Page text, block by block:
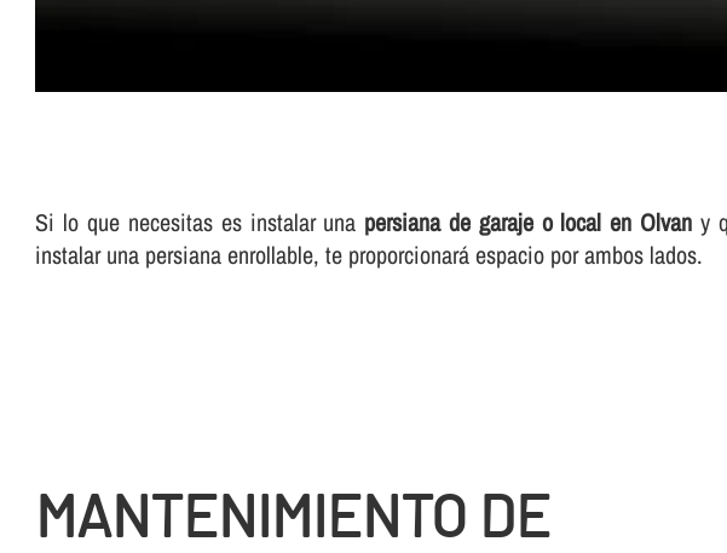
Si lo que necesitas es instalar una persiana de garaje o local en Olvan y
instalar una persiana enrollable, te proporcionará espacio por ambos lados.
MANTENIMIENTO DE